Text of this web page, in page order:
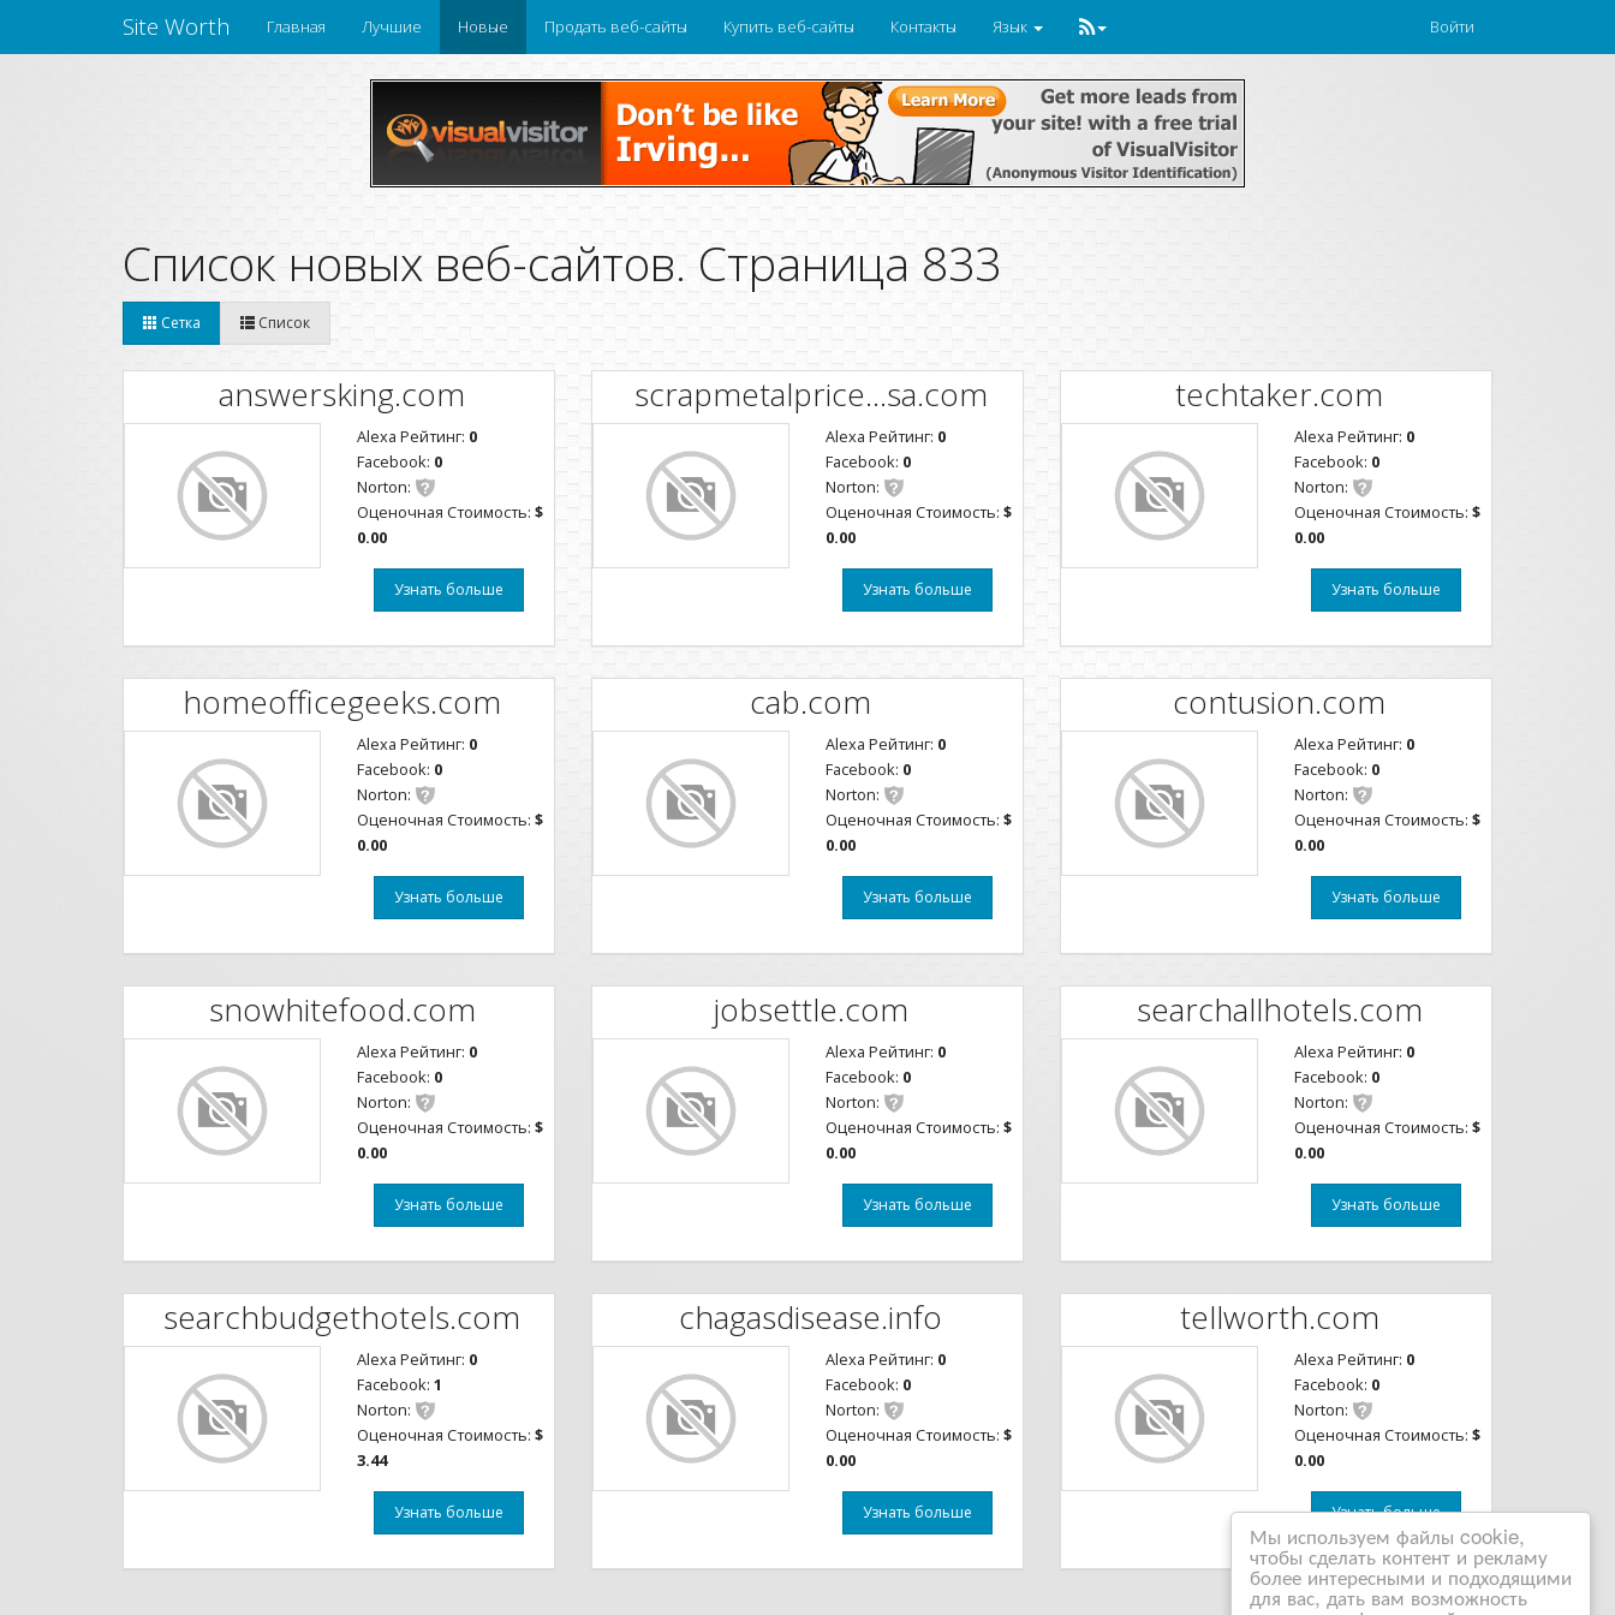
Мы используем файлы cookie,
чтобы сделать контент и рекламу
более интересными и подходящими
для вас, дать вам возможность
Site Worth Главная Лучшие Новые Продать веб-сайты Купить веб-сайты Контакты Язык Войти
Список новых веб-сайтов. Страница 833
Сетка Список
answersking.com
Alexa Рейтинг: 0
Facebook: 0
Norton:
Оценочная Стоимость: $
0.00
Узнать больше
scrapmetalprice...sa.com
Alexa Рейтинг: 0
Facebook: 0
Norton:
Оценочная Стоимость: $
0.00
Узнать больше
techtaker.com
Alexa Рейтинг: 0
Facebook: 0
Norton:
Оценочная Стоимость: $
0.00
Узнать больше
homeofficegeeks.com
Alexa Рейтинг: 0
Facebook: 0
Norton:
Оценочная Стоимость: $
0.00
Узнать больше
cab.com
Alexa Рейтинг: 0
Facebook: 0
Norton:
Оценочная Стоимость: $
0.00
Узнать больше
contusion.com
Alexa Рейтинг: 0
Facebook: 0
Norton:
Оценочная Стоимость: $
0.00
Узнать больше
snowhitefood.com
Alexa Рейтинг: 0
Facebook: 0
Norton:
Оценочная Стоимость: $
0.00
Узнать больше
jobsettle.com
Alexa Рейтинг: 0
Facebook: 0
Norton:
Оценочная Стоимость: $
0.00
Узнать больше
searchallhotels.com
Alexa Рейтинг: 0
Facebook: 0
Norton:
Оценочная Стоимость: $
0.00
Узнать больше
searchbudgethotels.com
Alexa Рейтинг: 0
Facebook: 1
Norton:
Оценочная Стоимость: $
3.44
Узнать больше
chagasdisease.info
Alexa Рейтинг: 0
Facebook: 0
Norton:
Оценочная Стоимость: $
0.00
Узнать больше
tellworth.com
Alexa Рейтинг: 0
Facebook: 0
Norton:
Оценочная Стоимость: $
0.00
Узнать больше